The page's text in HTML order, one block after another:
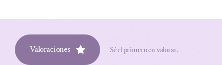
Valoraciones Sé el primero en valorar.